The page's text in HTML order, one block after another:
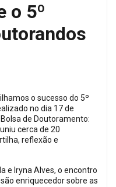
o 5º
o sucesso do 5º
no dia 17 de
de Doutoramento:
cerca de 20
reflexão e
e Iryna Alves, o encontro
enriquecedor sobre as